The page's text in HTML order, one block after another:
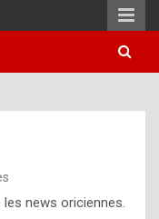
news oriciennes.